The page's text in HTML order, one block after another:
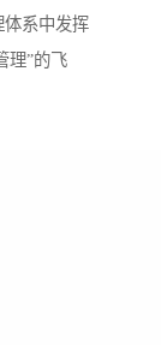
体系中发挥
理”的飞